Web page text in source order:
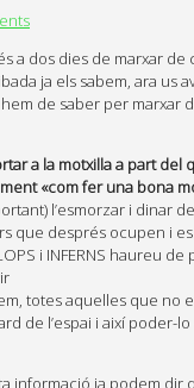
a dos dies de marxar de
ja els sabem, ara us
de saber per marxar
a la motxilla a part del
«com fer una bona
l’esmorzar i dinar
que després ocupen i
i INFERNS haureu
totes aquelles que no
de l’espai i així poder-
informació ja podem dir